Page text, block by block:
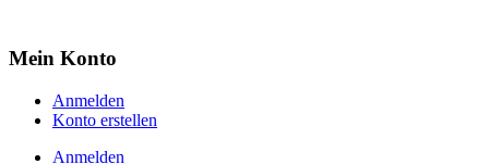
Mein Konto
Anmelden
Konto erstellen
Anmelden